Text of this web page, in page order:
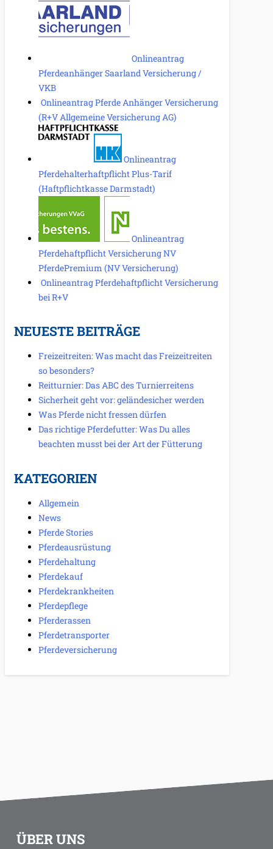
Onlineantrag
Pferdeanhänger Saarland Versicherung /
VKB
Onlineantrag Pferde Anhänger Versicherung
(R+V Allgemeine Versicherung AG)
Onlineantrag
Pferdehalterhaftpflicht Plus-Tarif
(Haftpflichtkasse Darmstadt)
Onlineantrag
Pferdehaftpflicht Versicherung NV
PferdePremium (NV Versicherung)
Onlineantrag Pferdehaftpflicht Versicherung
bei R+V
NEUESTE BEITRÄGE
Freizeitreiten: Was macht das Freizeitreiten
so besonders?
Reitturnier: Das ABC des Turnierreitens
Sicherheit geht vor: geländesicher werden
Was Pferde nicht fressen dürfen
Das richtige Pferdefutter: Was Du alles
beachten musst bei der Art der Fütterung
KATEGORIEN
Allgemein
News
Pferde Stories
Pferdeausrüstung
Pferdehaltung
Pferdekauf
Pferdekrankheiten
Pferdepflege
Pferderassen
Pferdetransporter
Pferdeversicherung
ÜBER UNS